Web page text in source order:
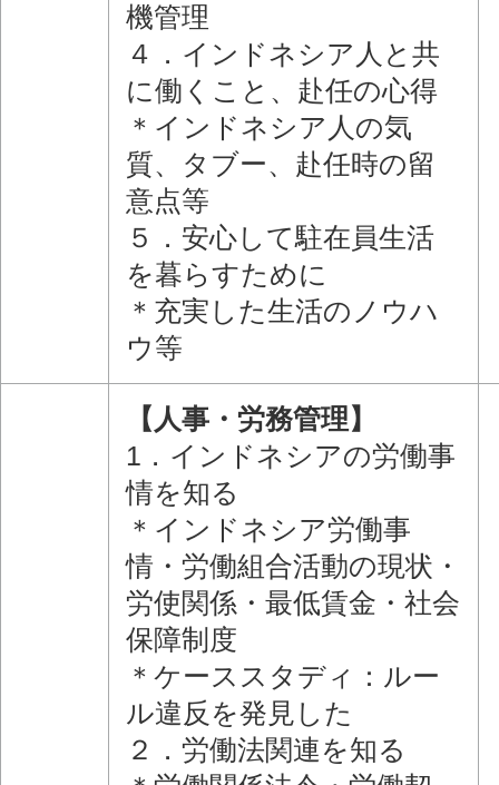
機管理
４．インドネシア人と共
に働くこと、赴任の心得
＊インドネシア人の気
質、タブー、赴任時の留
意点等
５．安心して駐在員生活
を暮らすために
＊充実した生活のノウハ
ウ等
【人事・労務管理】
1．インドネシアの労働事
情を知る
＊インドネシア労働事
情・労働組合活動の現状・
労使関係・最低賃金・社会
保障制度
＊ケーススタディ：ルー
ル違反を発見した
２．労働法関連を知る